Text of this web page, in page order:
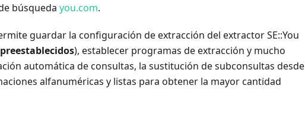
búsqueda you.com.
guardar la configuración de extracción del extractor SE::You
), establecer programas de extracción y mucho
automática de consultas, la sustitución de subconsultas desde
alfanuméricas y listas para obtener la mayor cantidad